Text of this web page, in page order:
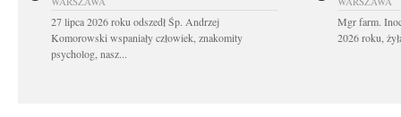
27 lipca 2026 roku odszedł Śp. Andrzej
Komorowski wspaniały człowiek, znakomity
psycholog, nasz...
Mgr farm.
2026 roku,